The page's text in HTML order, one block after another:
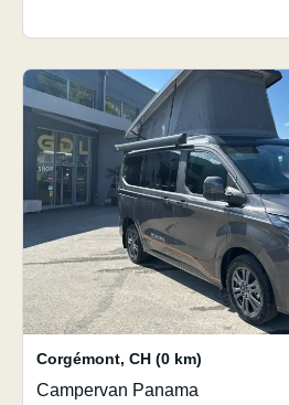
Corgémont, CH (0 km)
Campervan Panama